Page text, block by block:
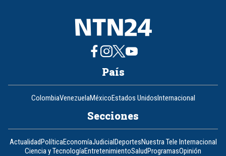
País
ColombiaVenezuelaMéxicoEstados UnidosInternacional
Secciones
ActualidadPolíticaEconomíaJudicialDeportesNuestra Tele Internacional
Ciencia y TecnologíaEntretenimientoSaludProgramasOpinión